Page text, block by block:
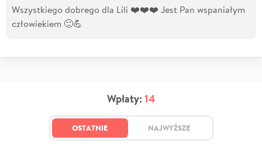
Wszystkiego dobrego dla Lili ❤️❤️❤️ Jest Pan wspaniałym
człowiekiem 🙂💪
Wpłaty: 14
OSTATNIE NAJWYŻSZE